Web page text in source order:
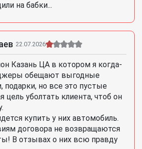
на бабки...
22.07.2026
Казань ЦА в котором я когда-
обещают выгодные
подарки, но все это пустые
цель уболтать клиента, чтоб он
купить у них автомобиль.
договора не возвращаются
В отзывах о них всю правду